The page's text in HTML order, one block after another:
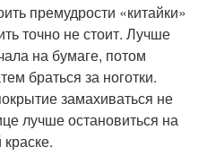
премудрости «китайки»
точно не стоит. Лучше
на бумаге, потом
браться за ноготки.
замахиваться не
лучше остановиться на